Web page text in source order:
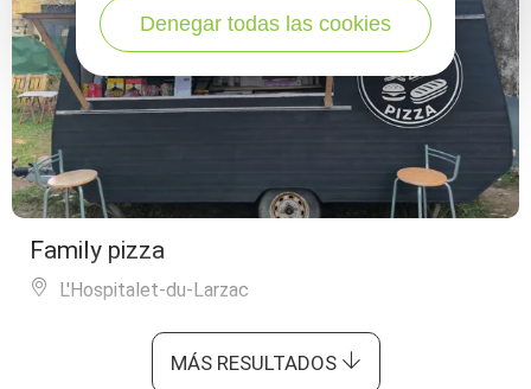
Family pizza
L'Hospitalet-du-Larzac
MÁS RESULTADOS
Denegar todas las cookies